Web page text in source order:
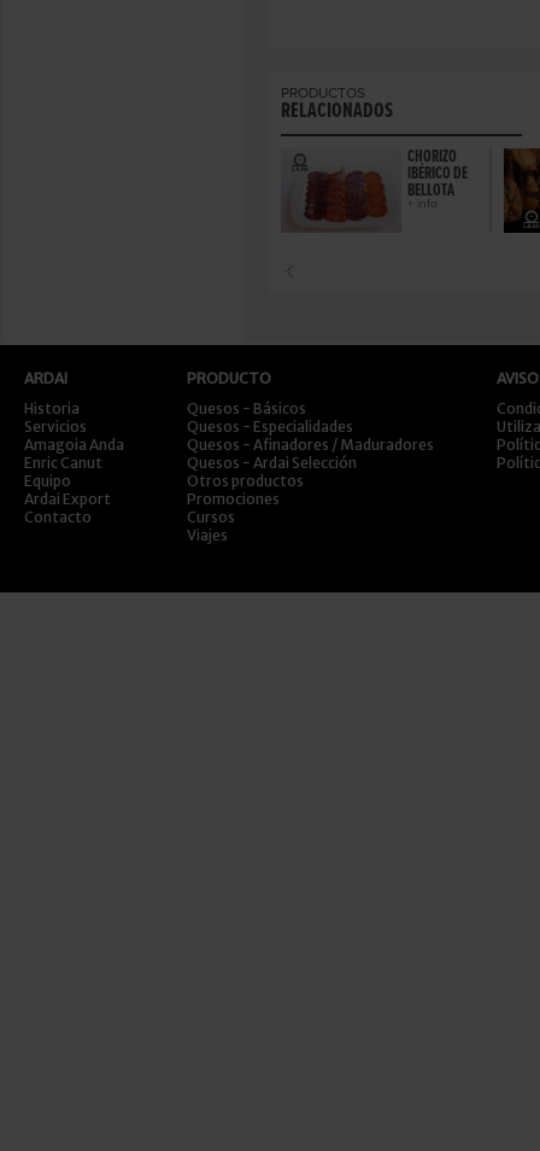
PRODUCTOS
RELACIONADOS
CHORIZO
IBÉRICO DE
BELLOTA
+ info
ARDAI
Historia
Servicios
Amagoia Anda
Enric Canut
Equipo
Ardai Export
Contacto
PRODUCTO
Quesos - Básicos
Quesos - Especialidades
Quesos - Afinadores / Maduradores
Quesos - Ardai Selección
Otros productos
Promociones
Cursos
Viajes